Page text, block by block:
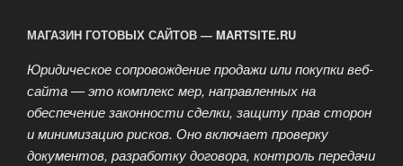
МАГАЗИН ГОТОВЫХ САЙТОВ — MARTSITE.RU
Юридическое сопровождение продажи или покупки веб-
сайта — это комплекс мер, направленных на
обеспечение законности сделки, защиту прав сторон
и минимизацию рисков. Оно включает проверку
документов, разработку договора, контроль передачи